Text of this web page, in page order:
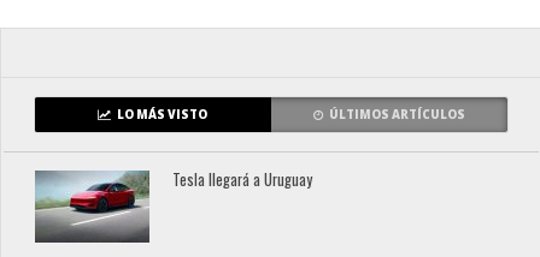
LO MÁS VISTO ÚLTIMOS ARTÍCULOS
Tesla llegará a Uruguay